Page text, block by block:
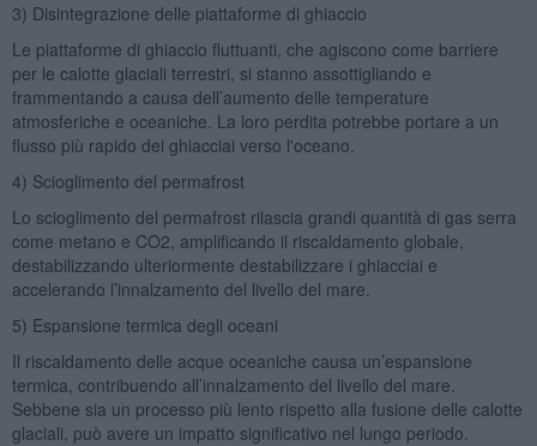
3) Disintegrazione delle piattaforme di ghiaccio
Le piattaforme di ghiaccio fluttuanti, che agiscono come barriere
per le calotte glaciali terrestri, si stanno assottigliando e
frammentando a causa dell’aumento delle temperature
atmosferiche e oceaniche. La loro perdita potrebbe portare a un
flusso più rapido dei ghiacciai verso l'oceano.
4) Scioglimento del permafrost
Lo scioglimento del permafrost rilascia grandi quantità di gas serra
come metano e CO2, amplificando il riscaldamento globale,
destabilizzando ulteriormente destabilizzare i ghiacciai e
accelerando l’innalzamento del livello del mare.
5) Espansione termica degli oceani
Il riscaldamento delle acque oceaniche causa un’espansione
termica, contribuendo all’innalzamento del livello del mare.
Sebbene sia un processo più lento rispetto alla fusione delle calotte
glaciali, può avere un impatto significativo nel lungo periodo.